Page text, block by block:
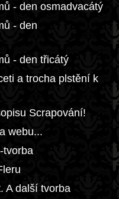
- den osmadvacátý
- den
- den třicátý
a trocha plstění k
Scrapování!
webu...
tvorba
A další tvorba